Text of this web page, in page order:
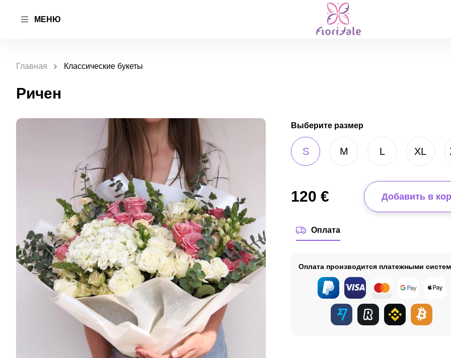
МЕНЮ
Главная Классические букеты
Ричен
Выберите размер
S M L XL
120 € Добавить в
Оплата
Оплата производится платежными